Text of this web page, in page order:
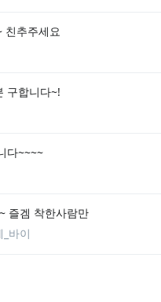
친추주세요
구합니다~!
다~~~~
즐겜 착한사람만
바이